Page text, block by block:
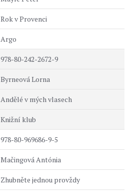
Rok v Provenci
Argo
978-80-242-2672-9
Byrneová Lorna
Andělé v mých vlasech
Knižní klub
978-80-969686-9-5
Mačingová Antónia
Zhubněte jednou provždy